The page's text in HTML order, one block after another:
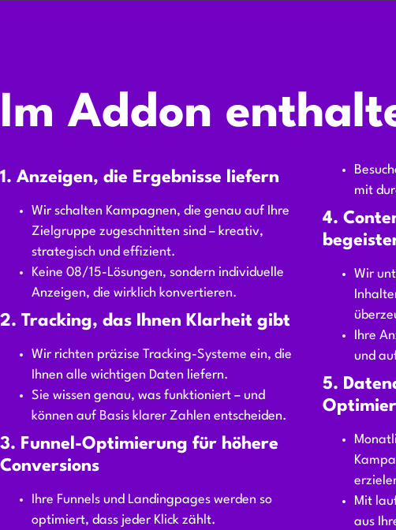
Im Addon
1. Anzeigen, die Ergebnisse liefern
Wir schalten Kampagnen, die genau auf Ihre
Zielgruppe zugeschnitten sind – kreativ,
strategisch und effizient.
Keine 08/15-Lösungen, sondern individuelle
Anzeigen, die wirklich konvertieren.
2. Tracking, das Ihnen Klarheit gibt
Wir richten präzise Tracking-Systeme ein, die
Ihnen alle wichtigen Daten liefern.
Sie wissen genau, was funktioniert – und
können auf Basis klarer Zahlen entscheiden.
3. Funnel-Optimierung für höhere
Conversions
Ihre Funnels und Landingpages werden so
optimiert, dass jeder Klick zählt.
mit
4.
Wir
Ihre
und
5.
Mit
aus